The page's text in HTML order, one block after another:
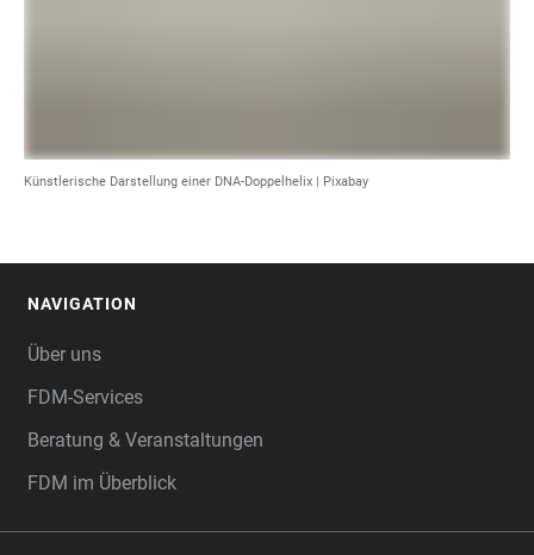
Künstlerische Darstellung einer DNA-Doppelhelix | Pixabay
NAVIGATION
Über uns
FDM-Services
Beratung & Veranstaltungen
FDM im Überblick